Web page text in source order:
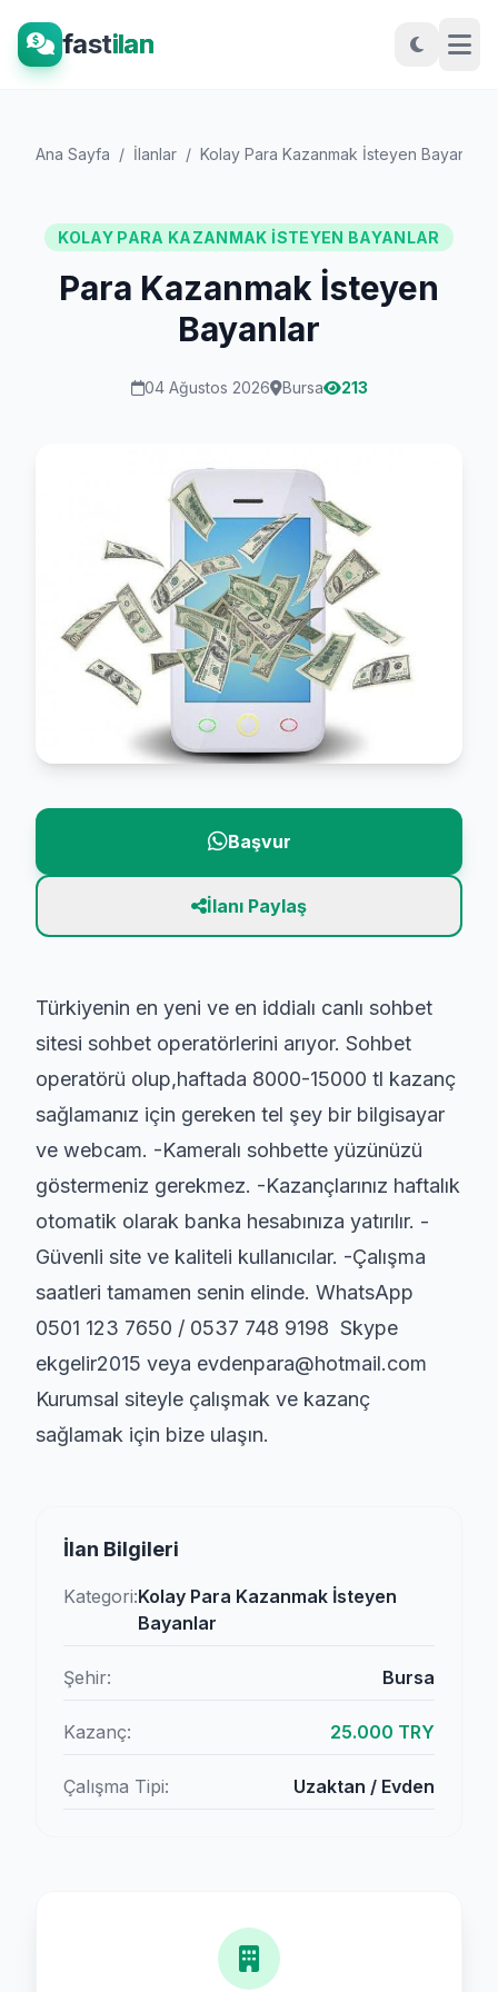
fastilan
Ana Sayfa / İlanlar / Kolay Para Kazanmak İsteyen Bayanlar
KOLAY PARA KAZANMAK İSTEYEN BAYANLAR
Para Kazanmak İsteyen
Bayanlar
04 Ağustos 2026 Bursa 213
Başvur
İlanı Paylaş
Türkiyenin en yeni ve en iddialı canlı sohbet
sitesi sohbet operatörlerini arıyor. Sohbet
operatörü olup,haftada 8000-15000 tl kazanç
sağlamanız için gereken tel şey bir bilgisayar
ve webcam. -Kameralı sohbette yüzünüzü
göstermeniz gerekmez. -Kazançlarınız haftalık
otomatik olarak banka hesabınıza yatırılır. -
Güvenli site ve kaliteli kullanıcılar. -Çalışma
saatleri tamamen senin elinde. WhatsApp
0501 123 7650 / 0537 748 9198 Skype
ekgelir2015 veya evdenpara@hotmail.com
Kurumsal siteyle çalışmak ve kazanç
sağlamak için bize ulaşın.
İlan Bilgileri
Kategori:Kolay Para Kazanmak İsteyen
Bayanlar
Şehir: Bursa
Kazanç: 25.000 TRY
Çalışma Tipi: Uzaktan / Evden